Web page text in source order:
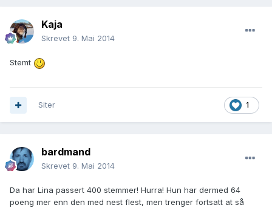
Kaja
Skrevet 9. Mai 2014
Stemt
1
Siter
bardmand
Skrevet 9. Mai 2014
Da har Lina passert 400 stemmer! Hurra! Hun har dermed 64
poeng mer enn den med nest flest, men trenger fortsatt at så